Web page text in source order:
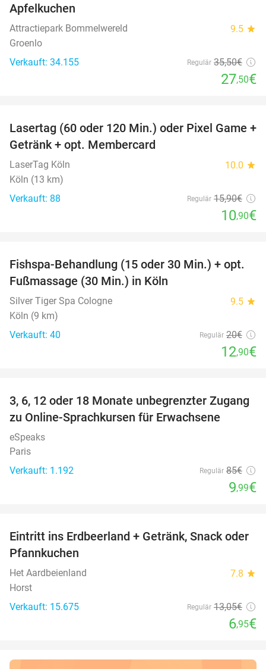
Apfelkuchen
Attractiepark Bommelwereld 9.5 star
Groenlo
Verkauft: 34.155
Regulär 35,50€
27,50€
31%
Lasertag (60 oder 120 Min.) oder Pixel Game +
Getränk + opt. Membercard
LaserTag Köln 10.0 star
Köln (13 km)
Verkauft: 88
Regulär 15,90€
10,90€
36%
Fishspa-Behandlung (15 oder 30 Min.) + opt.
Fußmassage (30 Min.) in Köln
Silver Tiger Spa Cologne 9.5 star
Köln (9 km)
Verkauft: 40
Regulär 20€
12,90€
88%
3, 6, 12 oder 18 Monate unbegrenzter Zugang
zu Online-Sprachkursen für Erwachsene
eSpeaks
Paris
Verkauft: 1.192
Regulär 85€
9,99€
47%
Eintritt ins Erdbeerland + Getränk, Snack oder
Pfannkuchen
Het Aardbeienland 7.8 star
Horst
Verkauft: 15.675
Regulär 13,05€
6,95€